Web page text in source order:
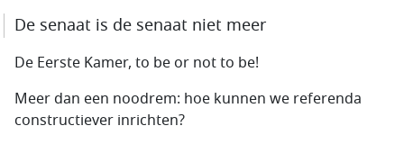
De senaat is de senaat niet meer
De Eerste Kamer, to be or not to be!
Meer dan een noodrem: hoe kunnen we referenda
constructiever inrichten?